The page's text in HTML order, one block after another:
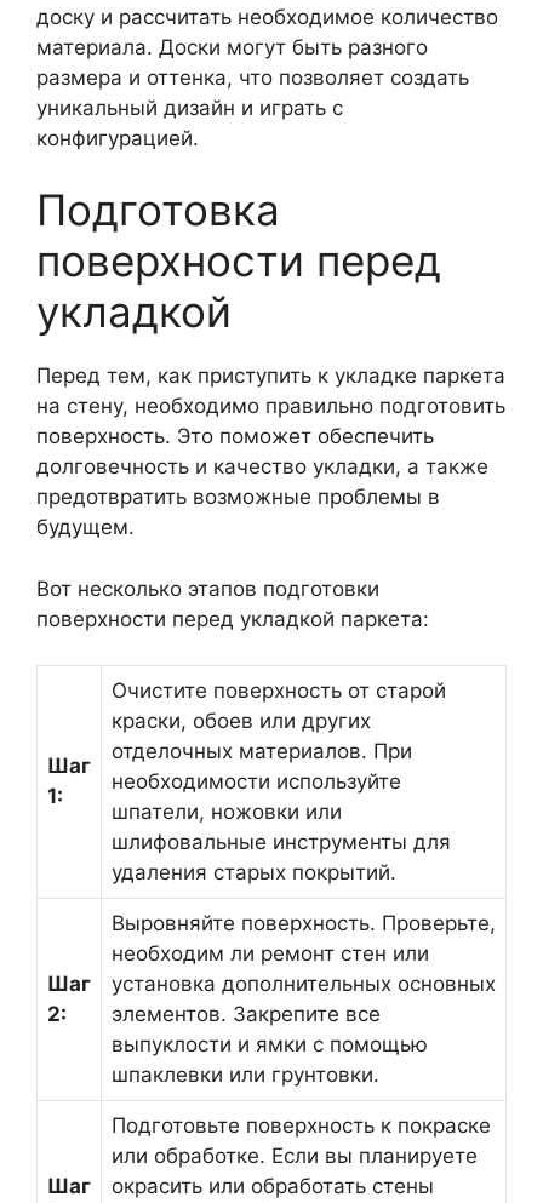
доску и рассчитать необходимое количество
материала. Доски могут быть разного
размера и оттенка, что позволяет создать
уникальный дизайн и играть с
конфигурацией.
Подготовка
поверхности перед
укладкой
Перед тем, как приступить к укладке паркета
на стену, необходимо правильно подготовить
поверхность. Это поможет обеспечить
долговечность и качество укладки, а также
предотвратить возможные проблемы в
будущем.
Вот несколько этапов подготовки
поверхности перед укладкой паркета:
Шаг
1:
Очистите поверхность от старой
краски, обоев или других
отделочных материалов. При
необходимости используйте
шпатели, ножовки или
шлифовальные инструменты для
удаления старых покрытий.
Шаг
2:
Выровняйте поверхность. Проверьте,
необходим ли ремонт стен или
установка дополнительных основных
элементов. Закрепите все
выпуклости и ямки с помощью
шпаклевки или грунтовки.
Шаг
Подготовьте поверхность к покраске
или обработке. Если вы планируете
окрасить или обработать стены